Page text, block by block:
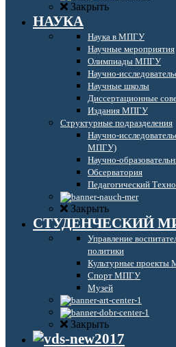
Закрыть
НАУКА
Наука в МПГУ
Научные мероприятия
Олимпиады МПГУ
Научно-
Научные школы
Диссертационные
Издания МПГУ
Структурные подразделения
Научно-
МПГУ)
Научно-
Обсерватория
Педагогический
Закрыть
СТУДЕНЧЕСКИЙ
Управление
политики
Культурные
Спорт МПГУ
Музей
Закрыть